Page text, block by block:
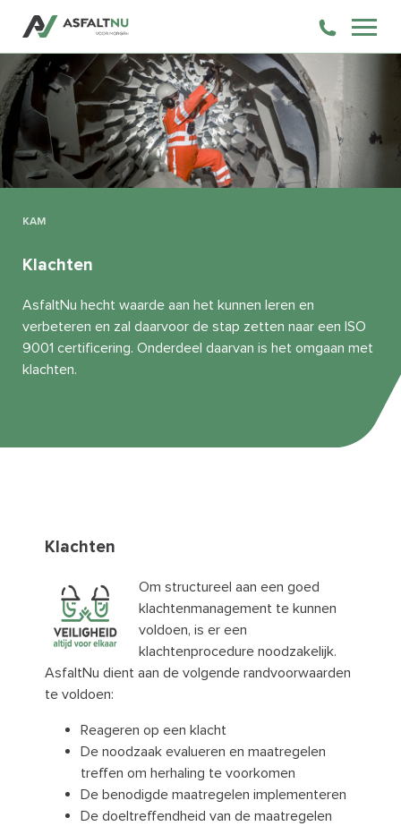
KAM
Klachten
AsfaltNu hecht waarde aan het kunnen leren en
verbeteren en zal daarvoor de stap zetten naar een ISO
9001 certificering. Onderdeel daarvan is het omgaan met
klachten.
Klachten
Om structureel aan een goed
klachtenmanagement te kunnen
voldoen, is er een
klachtenprocedure noodzakelijk.
AsfaltNu dient aan de volgende randvoorwaarden
te voldoen:
Reageren op een klacht
De noodzaak evalueren en maatregelen
treffen om herhaling te voorkomen
De benodigde maatregelen implementeren
De doeltreffendheid van de maatregelen